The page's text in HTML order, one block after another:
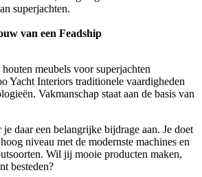
superjachten.
van een Feadship
meubels voor superjachten
Yacht Interiors traditionele vaardigheden
Vakmanschap staat aan de basis van
daar een belangrijke bijdrage aan. Je doet
niveau met de modernste machines en
Wil jij mooie producten maken,
besteden?